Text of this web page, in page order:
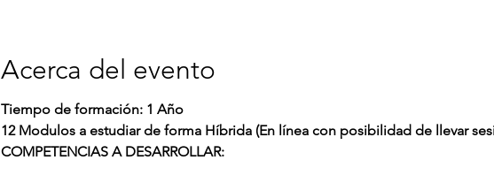
Acerca del evento
Tiempo de formación: 1 Año
12 Modulos a estudiar de forma Híbrida (En línea con posibilidad de llevar
COMPETENCIAS A DESARROLLAR: